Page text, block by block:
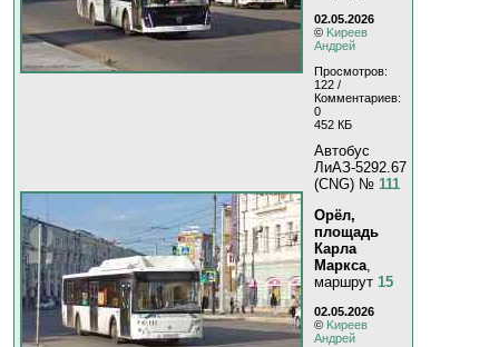
02.05.2026
© Kиpeeв
Aндpeй
Просмотров:
122 /
Комментариев:
0
452 КБ
Автобус
ЛиАЗ-5292.67
(CNG) № 111
Орёл,
площадь
Карла
Маркса,
маршрут 15
02.05.2026
© Kиpeeв
Aндpeй